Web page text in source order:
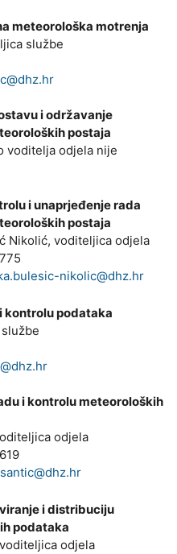
meteorološka motrenja
službe
i održavanje
postaja
voditelja odjela nije
i unaprjeđenje rada
postaja
Nikolić, voditeljica odjela
nikolic@dhz.hr
kontrolu podataka
i kontrolu meteoroloških
odjela
i distribuciju
podataka
odjela